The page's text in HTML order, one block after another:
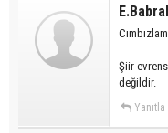
Şiir
değildir.
Yanıtla